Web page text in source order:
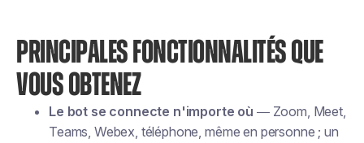
PRINCIPALES FONCTIONNALITÉS QUE
VOUS OBTENEZ
Le bot se connecte n'importe où — Zoom, Meet,
Teams, Webex, téléphone, même en personne ; un